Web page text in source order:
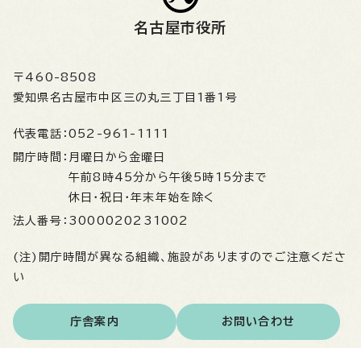
名古屋市役所
〒460-8508
愛知県名古屋市中区三の丸三丁目1番1号
代表電話： 052-961-1111
開庁時間： 月曜日から金曜日
午前8時45分から午後5時15分まで
休日・祝日・年末年始を除く
法人番号： 3000020231002
(注)開庁時間が異なる組織、施設がありますのでご注意くださ
い
庁舎案内 お問い合わせ